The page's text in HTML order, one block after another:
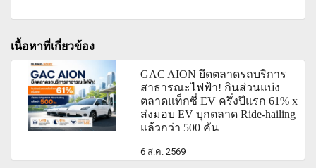
เนื้อหาที่เกี่ยวข้อง
GAC AION ยึดตลาดรถบริการ
สาธารณะไฟฟ้า! กินส่วนแบ่ง
ตลาดแท็กซี่ EV ครึ่งปีแรก 61% x
ส่งมอบ EV บุกตลาด Ride-hailing
แล้วกว่า 500 คัน
6 ส.ค. 2569